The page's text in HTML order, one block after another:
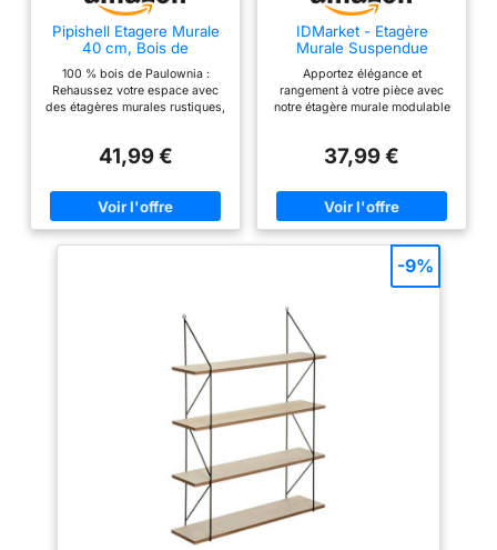
Pipishell Etagere Murale
40 cm, Bois de
Brun Clair
100 % bois de Paulownia :
Rehaussez votre espace avec
des étagères murales rustiques,
d'arbres de 5 ans. La texture
murale est intemporelle et peut
se fondre bien dans n'importe
quel style de décoration.
kg/22 lb chacun sans aucun
affaissement ni oscillation. Ayez
l'esprit tranquille pour vos
décorations préférées en
sachant que les étagères en
bois peuvent être fixées sur de
nombreux types de murs, y
compris les montants en bois, le
béton et les cloisons sèches.
Facile à assembler : Montez
facilement les étagères murales
grâce au gabarit de perçage
inclus et au manuel
d'instructions détaillé.
41,99 €
IDMarket - Etagère
Murale Suspendue
Blanc
Apportez élégance et
rangement à votre pièce avec
notre étagère murale modulable
compartiments mettront en
Choisissez l'étagère double
position CHIARA blanche pour
habiller votre mur selon vos
toutes les pièces de votre
maison grâce à sa double
fixation Fixez l'étagère CHIARA
8 niveaux grâce à son kit de
fixation inclus, qui reste très
37,99 €
-9%